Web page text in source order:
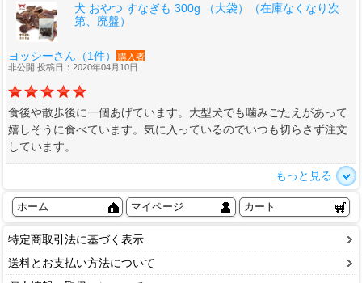
犬 おやつ すなぎも 300g （大袋）（在庫なくなり次
第、廃盤）
ヨッシーさん（1件）
購入者
非公開 投稿日：2020年04月10日
食後や散歩後に一個あげています。大型犬でも噛みごたえがあって
嬉しそうに食べています。気に入っているのでいつも切らさず注文
しています。
もっと見る
ホーム マイページ カート
特定商取引法に基づく表示
送料とお支払い方法について